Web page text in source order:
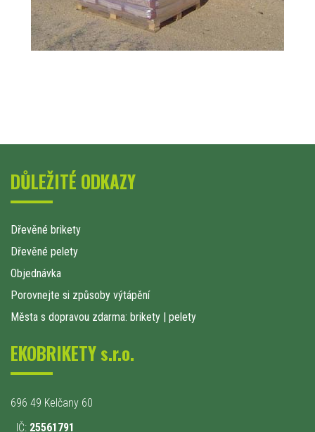
DŮLEŽITÉ ODKAZY
Dřevěné brikety
Dřevěné pelety
Objednávka
Porovnejte si způsoby výtápění
Města s dopravou zdarma: brikety | pelety
EKOBRIKETY s.r.o.
696 49 Kelčany 60
IČ: 25561791